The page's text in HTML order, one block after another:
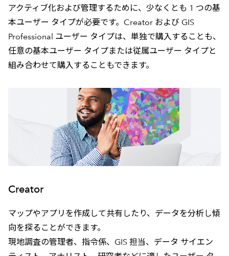
アクティブ化および管理するために、少なくとも 1 つの基
本ユーザー タイプが必要です。Creator および GIS
Professional ユーザー タイプは、単独で購入することも、
任意の基本ユーザー タイプまたは従属ユーザー タイプと
組み合わせて購入することもできます。
Creator
マップやアプリを作成して共有したり、データを分析し傾
向を探ることができます。
現地調査の管理者、指令係、GIS 担当、データ サイエン